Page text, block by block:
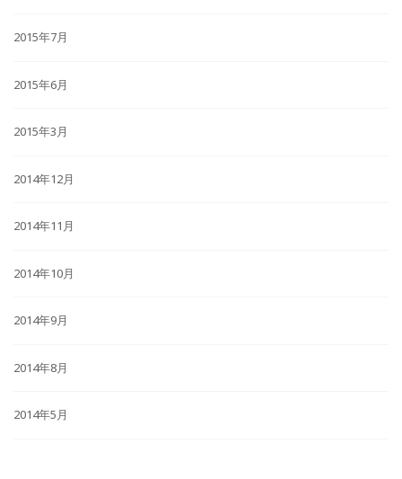
2015年7月
2015年6月
2015年3月
2014年12月
2014年11月
2014年10月
2014年9月
2014年8月
2014年5月